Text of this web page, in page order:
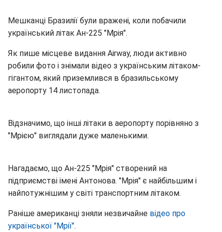
Мешканці Бразилії були вражені, коли побачили
український літак Ан-225 "Мрія".
Як пише місцеве видання Airway, люди активно
робили фото і знімали відео з українським літаком-
гігантом, який приземлився в бразильському
аеропорту 14 листопада.
Відзначимо, що інші літаки в аеропорту порівняно з
"Мрією" виглядали дуже маленькими.
Нагадаємо, що Ан-225 "Мрія" створений на
підприємстві імені Антонова. "Мрія" є найбільшим і
найпотужнішим у світі транспортним літаком.
Раніше американці зняли незвичайне відео про
української "Мрії".